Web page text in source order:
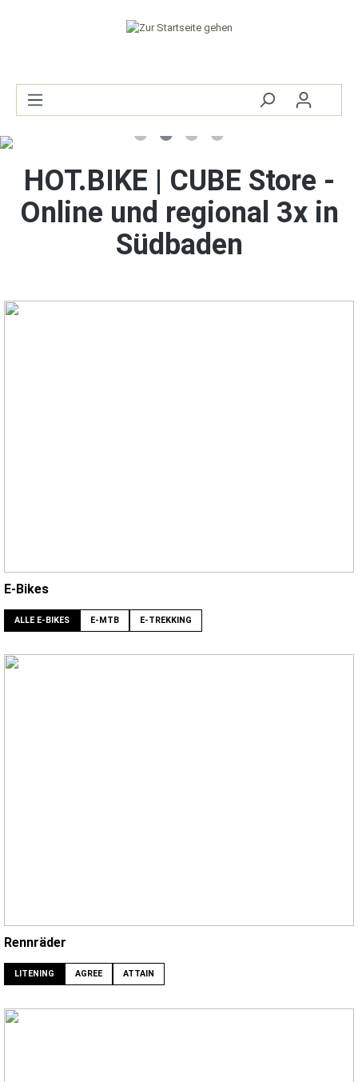
HOT.BIKE | CUBE Store -
Online und regional 3x in
Südbaden
E-Bikes
ALLE E-BIKES E-MTB E-TREKKING
Rennräder
LITENING AGREE ATTAIN